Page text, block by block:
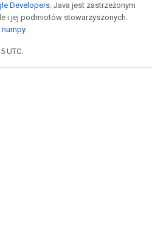
Developers. Java jest zastrzeżonym
i jej podmiotów stowarzyszonych.
numpy.
UTC.